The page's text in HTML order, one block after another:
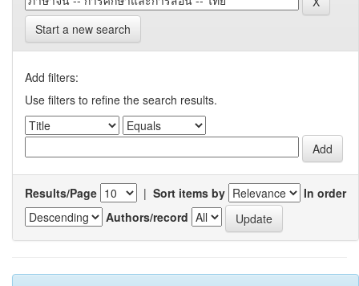
Start a new search
Add filters:
Use filters to refine the search results.
Results/Page | Sort items by
In order
Authors/record